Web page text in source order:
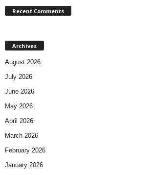
Recent Comments
Archives
August 2026
July 2026
June 2026
May 2026
April 2026
March 2026
February 2026
January 2026